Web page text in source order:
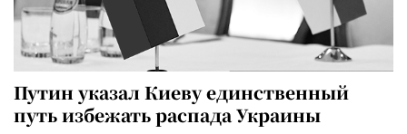
Путин указал Киеву единственный
путь избежать распада Украины